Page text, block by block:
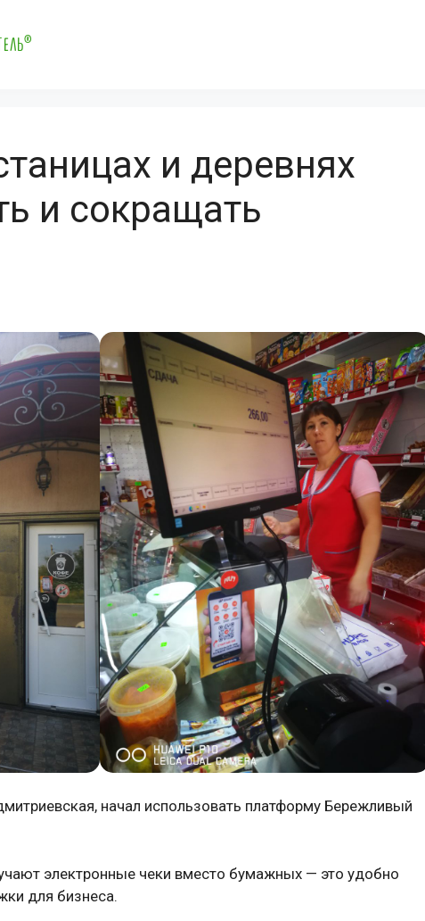
и деревнях
и сокращать
начал использовать платформу Бережливый
электронные чеки вместо бумажных — это удобно
для бизнеса.